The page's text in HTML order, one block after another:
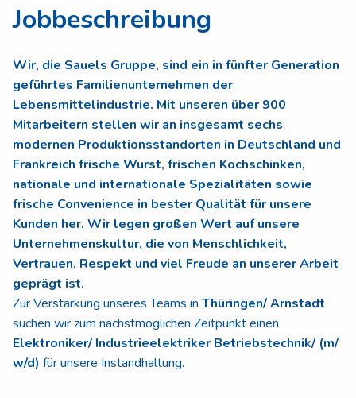
Jobbeschreibung
Wir, die Sauels Gruppe, sind ein in fünfter Generation
geführtes Familienunternehmen der
Lebensmittelindustrie. Mit unseren über 900
Mitarbeitern stellen wir an insgesamt sechs
modernen Produktionsstandorten in Deutschland und
Frankreich frische Wurst, frischen Kochschinken,
nationale und internationale Spezialitäten sowie
frische Convenience in bester Qualität für unsere
Kunden her. Wir legen großen Wert auf unsere
Unternehmenskultur, die von Menschlichkeit,
Vertrauen, Respekt und viel Freude an unserer Arbeit
geprägt ist.
Zur Verstärkung unseres Teams in Thüringen/ Arnstadt
suchen wir zum nächstmöglichen Zeitpunkt einen
Elektroniker/ Industrieelektriker Betriebstechnik/ (m/
w/d) für unsere Instandhaltung.